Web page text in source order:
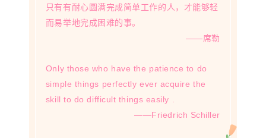
只有有耐心圆满完成简单工作的人，才能够轻
而易举地完成困难的事。
——席勒
Only those who have the patience to do
simple things perfectly ever acquire the
skill to do difficult things easily .
——Friedrich Schiller